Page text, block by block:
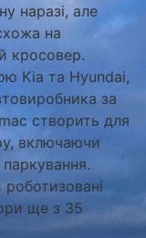
наразі, але
на
кросовер.
Kia та Hyundai,
за
створить для
включаючи
ще з 35